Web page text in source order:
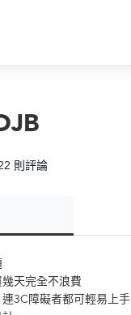
則評論
天完全不浪費
3C障礙者都可輕易上手